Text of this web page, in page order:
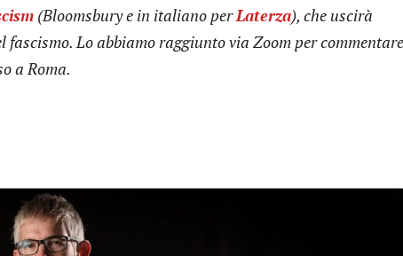
(Bloomsbury e in italiano perLaterza), che uscirà
Lo abbiamo raggiunto via Zoom per commentare
a Roma.